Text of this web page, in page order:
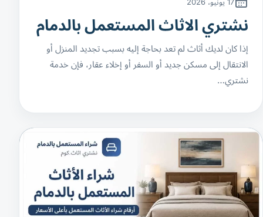
نشتري الاثاث المستعمل بالدمام
إذا كان لديك أثاث لم تعد بحاجة إليه بسبب تجديد المنزل أو
الانتقال إلى مسكن جديد أو السفر أو إخلاء عقار، فإن خدمة
نشتري…